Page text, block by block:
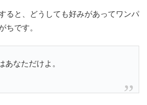
ると、どうしても好みがあってワンパ
ちです。
あなただけよ。